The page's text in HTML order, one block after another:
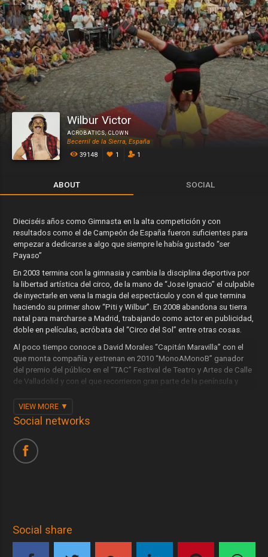
Wilbur Victor
ACROBATICS,CLOWN
Becerril de la Sierra, España
39148
1 1
ABOUT SOCIAL
Dieciséis años como Gimnasta en la alta competición y con
resultados como el de Campeón de España fueron suficientes para
empezar a dedicarse a algo que siempre le había gustado “ser
Payaso”
En 2003 termina con la gimnasia y cambia la disciplina deportiva por
la libertad artística del circo, de la mano de “Jose Ignacio” el culpable
de inyectarle en vena la magia del espectáculo y con el que termina
haciendo su primer show “Piti y Wilbur”. En 2008 abandona su tierra
natal para marcharse a Madrid, trabajando como actor en publicidad,
doble en películas, acróbata del “Circo del Sol” entre otras cosas.
Al poco tiempo conoce a David Morales “Capitán Maravilla” con el
que monta compañía y estrenan en 2010 “MonoAMonoB” ganador
del premio del público en el “TAC” Festival de Teatro y Artes de Calle
de Valladolid y con el que recorrieron gran parte de la península y
Inglaterra, Japón…
En 2014 decide dar el salto “mortal” en solitario con su espectáculo
Un espectáculo plagado de acrobacia, humor y riesgo, mucho
riesgo: La única manera en la que Wilbur sabe vivir.
VIEW MORE
Social networks
Social share